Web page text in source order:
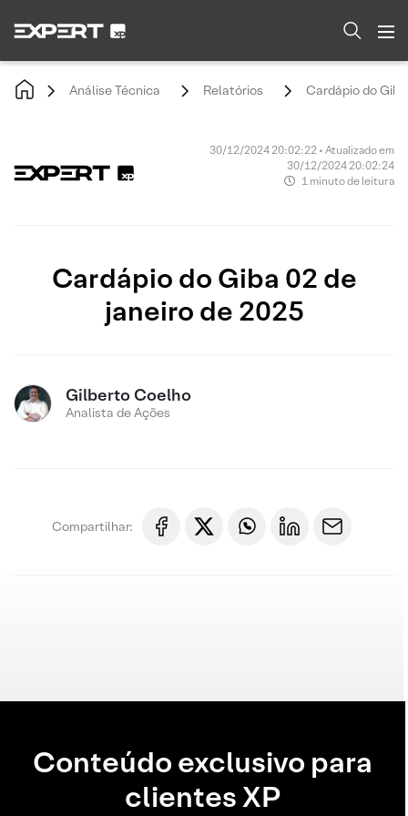
Análise Técnica Relatórios Cardápio do
30/12/2024 20:02:22 • Atualizado em
30/12/2024 20:02:24
1 minuto de leitura
Cardápio do Giba 02 de
janeiro de 2025
Gilberto Coelho
Analista de Ações
Compartilhar:
Conteúdo exclusivo para
clientes XP